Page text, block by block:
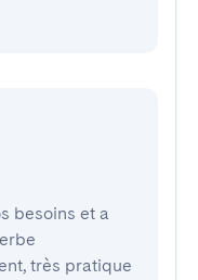
besoins et a
très pratique